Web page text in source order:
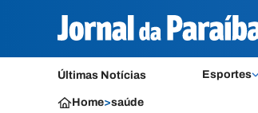
Últimas Notícias Esportes
Home>saúde